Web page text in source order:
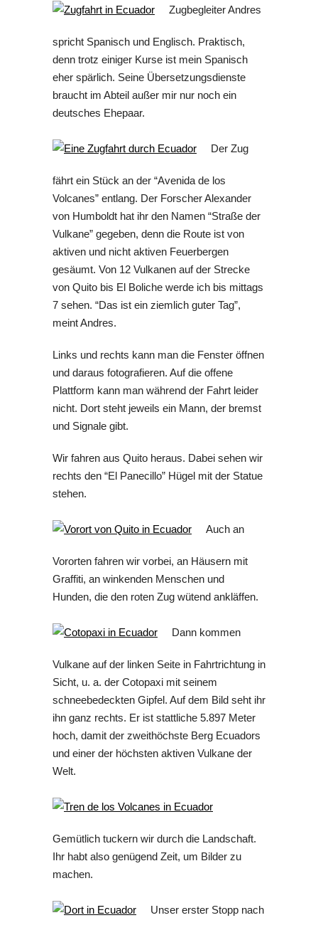
Zugbegleiter Andres
spricht Spanisch und Englisch. Praktisch,
denn trotz einiger Kurse ist mein Spanisch
eher spärlich. Seine Übersetzungsdienste
braucht im Abteil außer mir nur noch ein
deutsches Ehepaar.
Der Zug
fährt ein Stück an der “Avenida de los
Volcanes” entlang. Der Forscher Alexander
von Humboldt hat ihr den Namen “Straße der
Vulkane” gegeben, denn die Route ist von
aktiven und nicht aktiven Feuerbergen
gesäumt. Von 12 Vulkanen auf der Strecke
von Quito bis El Boliche werde ich bis mittags
7 sehen. “Das ist ein ziemlich guter Tag”,
meint Andres.
Links und rechts kann man die Fenster öffnen
und daraus fotografieren. Auf die offene
Plattform kann man während der Fahrt leider
nicht. Dort steht jeweils ein Mann, der bremst
und Signale gibt.
Wir fahren aus Quito heraus. Dabei sehen wir
rechts den “El Panecillo” Hügel mit der Statue
stehen.
Auch an
Vororten fahren wir vorbei, an Häusern mit
Graffiti, an winkenden Menschen und
Hunden, die den roten Zug wütend ankläffen.
Dann kommen
Vulkane auf der linken Seite in Fahrtrichtung in
Sicht, u. a. der Cotopaxi mit seinem
schneebedeckten Gipfel. Auf dem Bild seht ihr
ihn ganz rechts. Er ist stattliche 5.897 Meter
hoch, damit der zweithöchste Berg Ecuadors
und einer der höchsten aktiven Vulkane der
Welt.
Gemütlich tuckern wir durch die Landschaft.
Ihr habt also genügend Zeit, um Bilder zu
machen.
Unser erster Stopp nach